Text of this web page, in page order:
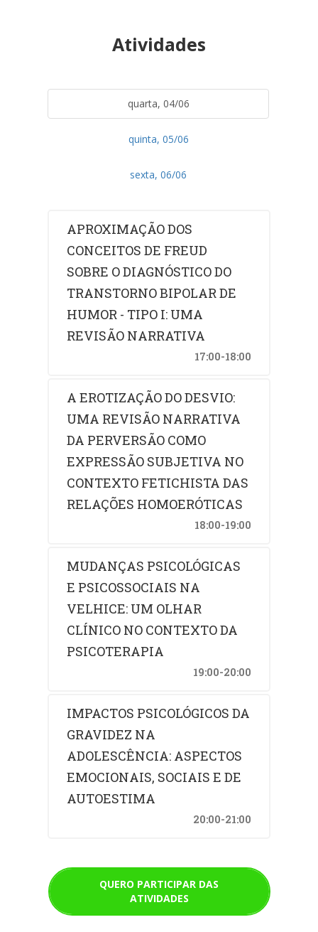
Atividades
quarta, 04/06
quinta, 05/06
sexta, 06/06
APROXIMAÇÃO DOS
CONCEITOS DE FREUD
SOBRE O DIAGNÓSTICO DO
TRANSTORNO BIPOLAR DE
HUMOR - TIPO I: UMA
REVISÃO NARRATIVA
17:00-18:00
A EROTIZAÇÃO DO DESVIO:
UMA REVISÃO NARRATIVA
DA PERVERSÃO COMO
EXPRESSÃO SUBJETIVA NO
CONTEXTO FETICHISTA DAS
RELAÇÕES HOMOERÓTICAS
18:00-19:00
MUDANÇAS PSICOLÓGICAS
E PSICOSSOCIAIS NA
VELHICE: UM OLHAR
CLÍNICO NO CONTEXTO DA
PSICOTERAPIA
19:00-20:00
IMPACTOS PSICOLÓGICOS DA
GRAVIDEZ NA
ADOLESCÊNCIA: ASPECTOS
EMOCIONAIS, SOCIAIS E DE
AUTOESTIMA
20:00-21:00
QUERO PARTICIPAR DAS
ATIVIDADES